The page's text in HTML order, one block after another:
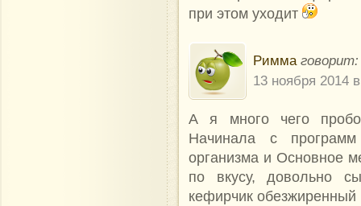
при этом уходит
Римма говорит:
13 ноября 2014
А я много чего
Начинала с
организма и Основное
по вкусу, довольно
кефирчик